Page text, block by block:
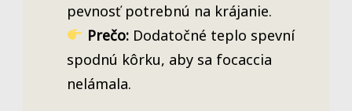
pevnosť potrebnú na krájanie.
Prečo:Dodatočné teplo spevní
spodnú kôrku, aby sa focaccia
nelámala.